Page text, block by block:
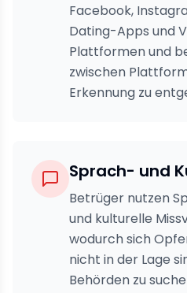
Facebook,
Dating-Apps und
Plattformen und
zwischen
Erkennung zu
Sprach- und
Betrüger nutzen
und kulturelle
wodurch sich
nicht in der Lage
Behörden zu